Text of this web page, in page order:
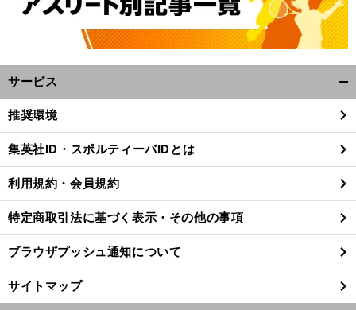
前
へ
サービス
閉
る
推奨環境
集英社ID・スポルティーバIDとは
利用規約・会員規約
特定商取引法に基づく表示・その他の事項
ブラウザプッシュ通知について
サイトマップ